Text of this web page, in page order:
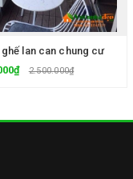
ghế lan can chung cư
2.500.000₫